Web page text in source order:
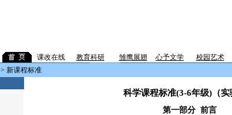
课改在线 教育科研 雏鹰展翅 心予文学 校园艺术
> 新课程标准
科学课程标准(3-6年级)（实
第一部分 前言